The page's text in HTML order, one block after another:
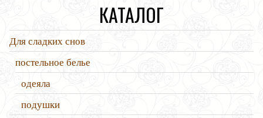
КАТАЛОГ
Для сладких снов
постельное белье
одеяла
подушки